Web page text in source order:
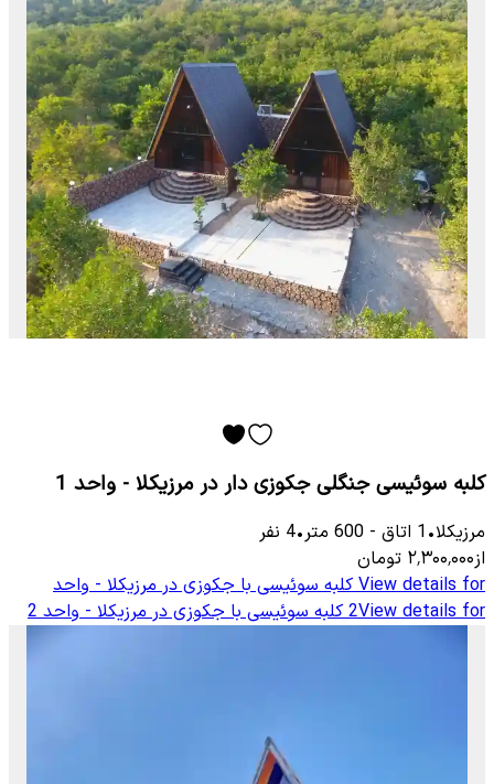
کلبه سوئیسی جنگلی جکوزی دار در مرزیکلا - واحد 1
مرزیکلا•
1 اتاق -
600 متر•
4 نفر
از۲٬۳۰۰٬۰۰۰ تومان
View details for کلبه سوئیسی با جکوزی در مرزیکلا - واحد
2View details for کلبه سوئیسی با جکوزی در مرزیکلا - واحد 2